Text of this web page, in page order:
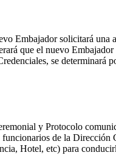
Embajador solicitará una
que el nuevo
se determinará
y Protocolo
de la Dirección
Hotel, etc) para